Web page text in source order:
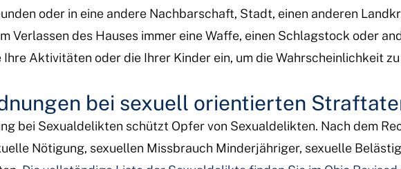
oder in eine andere Nachbarschaft, Stadt, einen anderen
Verlassen des Hauses immer eine Waffe, einen Schlagstock oder
Ihre Aktivitäten oder die Ihrer Kinder ein, um die Wahrscheinlichkeit
bei sexuell orientierten
bei Sexualdelikten schützt Opfer von Sexualdelikten. Nach dem
Nötigung, sexuellen Missbrauch Minderjähriger, sexuelle